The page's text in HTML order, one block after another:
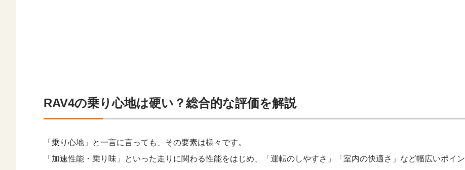
RAV4の乗り心地は硬い？総合的な評価を解説
「乗り心地」と一言に言っても、その要素は様々です。
「加速性能・乗り味」といった走りに関わる性能をはじめ、「運転のしやすさ」「室内の快適さ」など幅広いポイン